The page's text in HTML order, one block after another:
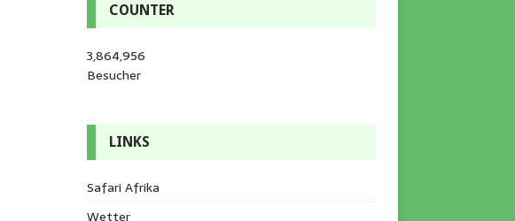
COUNTER
3,864,956
Besucher
LINKS
Safari Afrika
Wetter